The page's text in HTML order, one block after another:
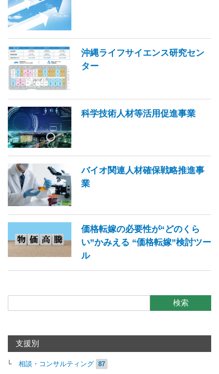
沖縄ライフサイエンス研究セン
ター
科学技術人材等活用促進事業
バイオ関連人材確保戦略推進事
業
価格転嫁の必要性が“どのくら
い”かみえる “価格転嫁”検討ツー
ル
検索
支援別
相談・コンサルティング 87